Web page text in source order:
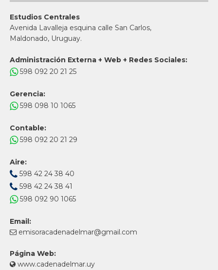
Estudios Centrales
Avenida Lavalleja esquina calle San Carlos,
Maldonado, Uruguay.
Administración Externa + Web + Redes Sociales:
598 092 20 21 25
Gerencia:
598 098 10 1065
Contable:
598 092 20 21 29
Aire:
598 42 24 38 40
598 42 24 38 41
598 092 90 1065
Email:
emisoracadenadelmar@gmail.com
Página Web:
www.cadenadelmar.uy